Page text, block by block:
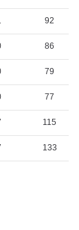
92
86
79
77
115
133